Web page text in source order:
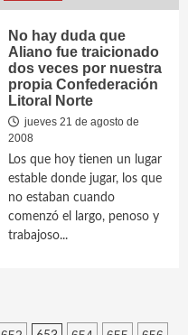
No hay duda que
Aliano fue traicionado
dos veces por nuestra
propia Confederación
Litoral Norte
jueves 21 de agosto de
2008
Los que hoy tienen un lugar
estable donde jugar, los que
no estaban cuando
comenzó el largo, penoso y
trabajoso...